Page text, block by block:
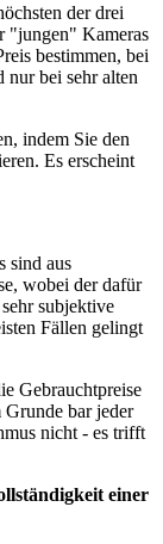
der drei
"jungen" Kameras
bestimmen, bei
nur bei sehr alten
indem Sie den
Es erscheint
sind aus
wobei der dafür
subjektive
Fällen gelingt
Gebrauchtpreise
bar jeder
nicht - es trifft
einer